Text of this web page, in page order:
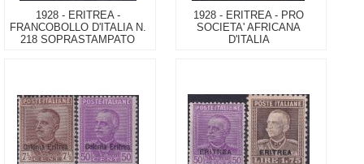
1928 - ERITREA -
FRANCOBOLLO D'ITALIA N.
218 SOPRASTAMPATO
1928 - ERITREA - PRO
SOCIETA' AFRICANA
D'ITALIA